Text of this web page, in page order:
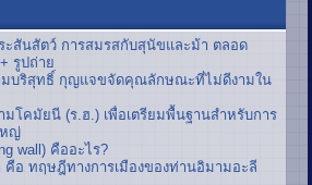
ะสันสัตว์ การสมรสกับสุนัขและม้า ตลอด
รูปถ่าย
มบริสุทธิ์ กุญแจขจัดคุณลักษณะที่ไม่ดีงามใน
โคมัยนี (ร.ฮ.) เพื่อเตรียมพื้นฐานสำหรับการ
หญ่
wall) คืออะไร?
อ ทฤษฎีทางการเมืองของท่านอิมามอะลี